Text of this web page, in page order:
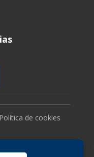
Política de cookies